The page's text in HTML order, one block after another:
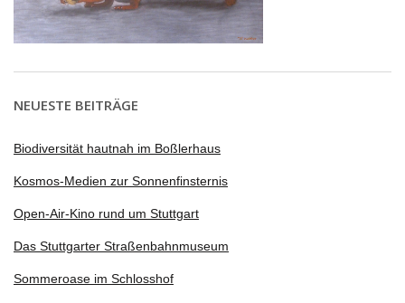
NEUESTE BEITRÄGE
Biodiversität hautnah im Boßlerhaus
Kosmos-Medien zur Sonnenfinsternis
Open-Air-Kino rund um Stuttgart
Das Stuttgarter Straßenbahnmuseum
Sommeroase im Schlosshof